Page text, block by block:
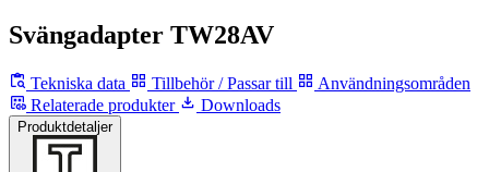
Svängadapter TW28AV
Tekniska data Tillbehör / Passar till
Användningsområden
Relaterade produkter
Downloads
Produktdetaljer